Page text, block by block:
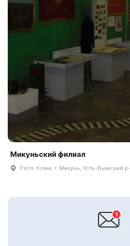
Микуньский филиал
Респ. Коми, г. Микунь, Усть-Вымский